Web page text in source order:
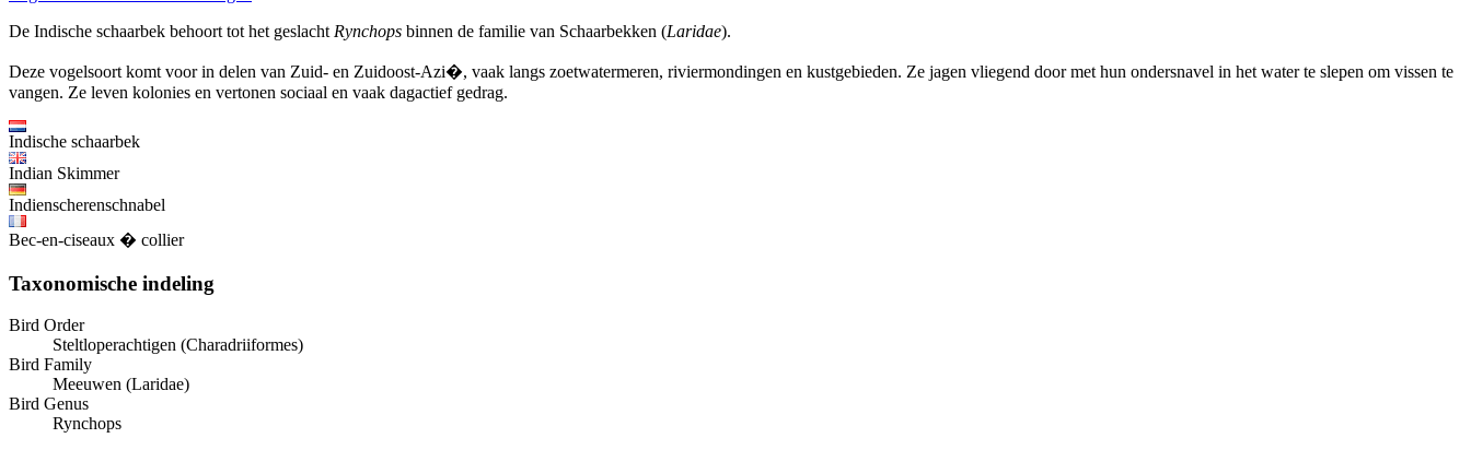
De Indische schaarbek behoort tot het geslacht Rynchops binnen de familie van Schaarbekken (Laridae).
Deze vogelsoort komt voor in delen van Zuid- en Zuidoost-Azi�, vaak langs zoetwatermeren, riviermondingen en kustgebieden. Ze jagen vliegend door met hun ondersnavel in het water te slepen om vissen te
vangen. Ze leven kolonies en vertonen sociaal en vaak dagactief gedrag.
Indische schaarbek
Indian Skimmer
Indienscherenschnabel
Bec-en-ciseaux � collier
Taxonomische indeling
Bird Order
Steltloperachtigen (Charadriiformes)
Bird Family
Meeuwen (Laridae)
Bird Genus
Rynchops